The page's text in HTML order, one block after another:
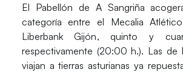
El Pabellón de A Sangriña
categoría entre el Mecalia
Liberbank Gijón, quinto y
respectivamente (20:00 h.). Las de
viajan a tierras asturianas ya